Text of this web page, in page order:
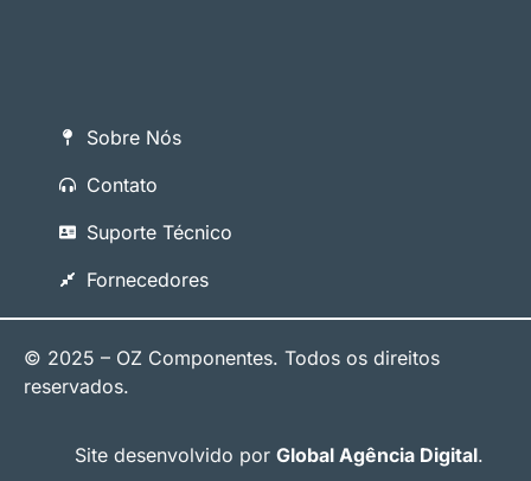
Sobre Nós
Contato
Suporte Técnico
Fornecedores
© 2025 – OZ Componentes. Todos os direitos
reservados.
Site desenvolvido por Global Agência Digital.